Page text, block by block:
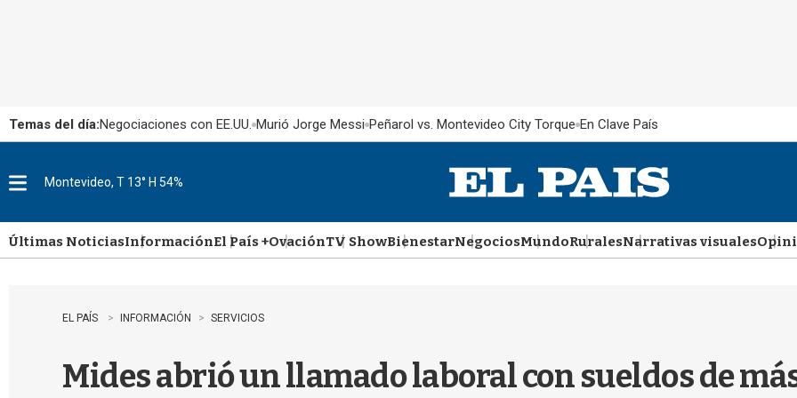
Temas del día:Negociaciones con EE.UU. Murió Jorge Messi Peñarol vs. Montevideo City Torque En Clave País
u
Montevideo, T 13° H 54%
Últimas NoticiasInformaciónEl País +OvaciónTV ShowBienestarNegociosMundoRuralesNarrativas visuales
EL PAÍS INFORMACIÓN SERVICIOS
Mides abrió un llamado laboral con sueldos de